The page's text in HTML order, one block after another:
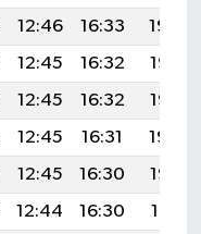
12:46 16:33
19:39
12:45 16:32
19:37
12:45 16:32
19:36
12:45 16:31
19:34
12:45 16:30
19:33
12:44 16:30
19:31